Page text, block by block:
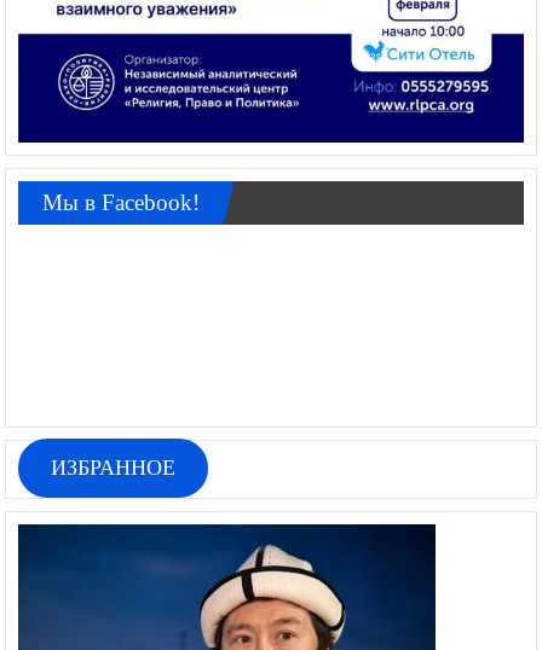
Мы в Facebook!
ИЗБРАННОЕ